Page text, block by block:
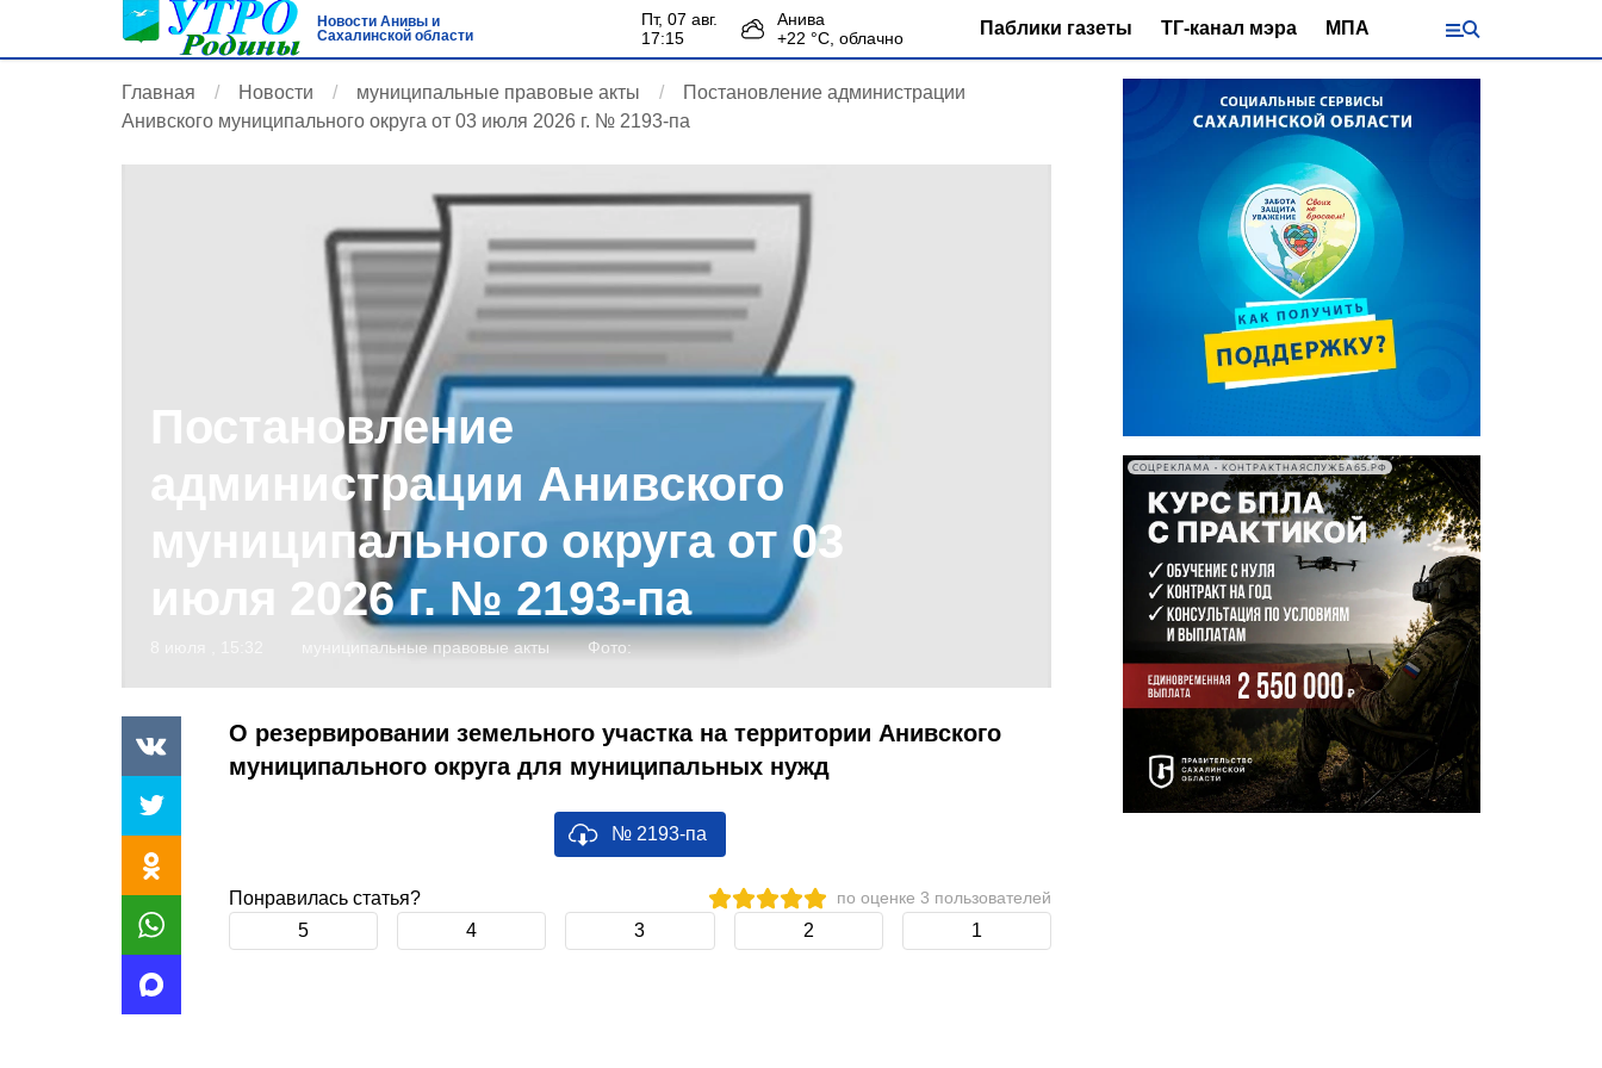
Новости Анивы и
Сахалинской области
пт, 07 авг.
17:15
Анива
+22 °С, облачно Паблики газеты ТГ-канал мэра МПА
Главная Новости муниципальные правовые акты
Постановление администрации
Анивского муниципального округа от 03 июля 2026 г. № 2193-па
Постановление
администрации Анивского
муниципального округа от 03
июля 2026 г. № 2193-па
муниципальные правовые акты Фото:
О резервировании земельного участка на территории Анивского
муниципального округа для муниципальных нужд
№ 2193-па
Понравилась статья? по оценке 3 пользователей
5 4 3 2 1
СОЦРЕКЛАМА • КОНТРАКТНАЯСЛУЖБА65.РФ